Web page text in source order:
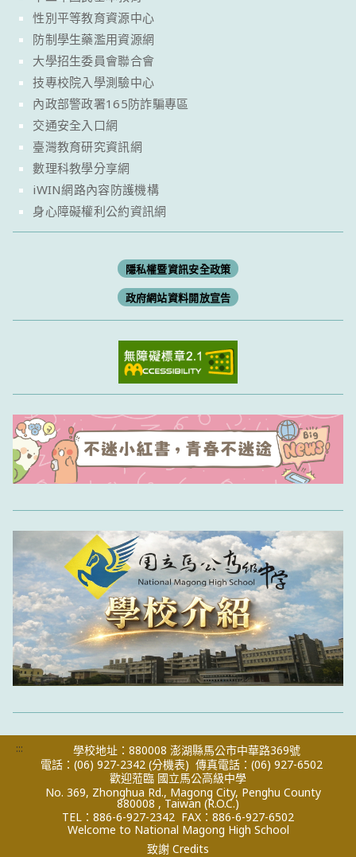
性別平等教育資源中心
防制學生藥濫用資源網
大學招生委員會聯合會
技專校院入學測驗中心
內政部警政署165防詐騙專區
交通安全入口網
臺灣教育研究資訊網
數理科教學分享網
iWIN網路內容防護機構
身心障礙權利公約資訊網
隱私權暨資訊安全政策
政府網站資料開放宣告
:::
學校地址：880008 澎湖縣馬公市中華路369號
電話：(06) 927-2342 (分機表) 傳真電話：(06) 927-6502
歡迎蒞臨 國立馬公高級中學
No. 369, Zhonghua Rd., Magong City, Penghu County
880008 , Taiwan (R.O.C.)
TEL：886-6-927-2342 FAX：886-6-927-6502
Welcome to National Magong High School
致謝 Credits